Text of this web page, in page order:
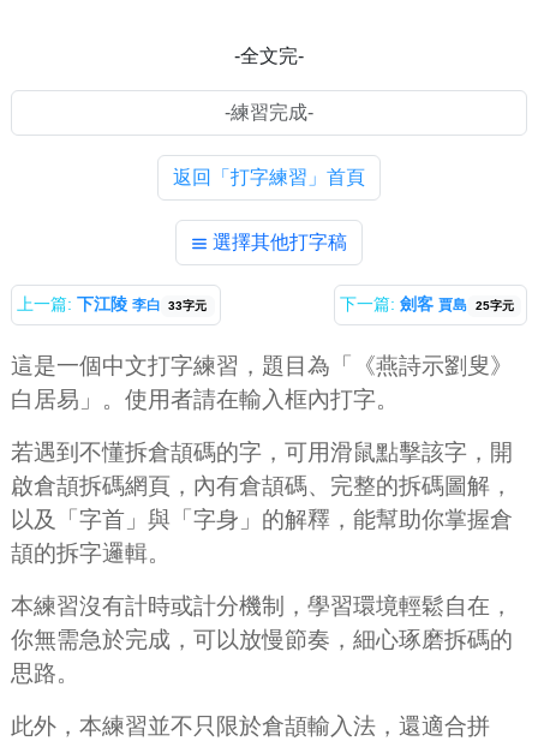
-全文完-
返回「打字練習」首頁
選擇其他打字稿
上一篇: 下江陵 李白 33字元 下一篇: 劍客 賈島 25字元
這是一個中文打字練習，題目為「《燕詩示劉叟》
白居易」。使用者請在輸入框內打字。
若遇到不懂拆倉頡碼的字，可用滑鼠點擊該字，開
啟倉頡拆碼網頁，內有倉頡碼、完整的拆碼圖解，
以及「字首」與「字身」的解釋，能幫助你掌握倉
頡的拆字邏輯。
本練習沒有計時或計分機制，學習環境輕鬆自在，
你無需急於完成，可以放慢節奏，細心琢磨拆碼的
思路。
此外，本練習並不只限於倉頡輸入法，還適合拼